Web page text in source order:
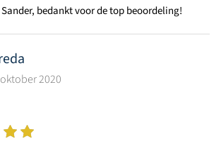
bedankt voor de top beoordeling!
2020